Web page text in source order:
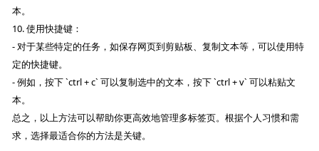
本。
10. 使用快捷键：
- 对于某些特定的任务，如保存网页到剪贴板、复制文本等，可以使用特
定的快捷键。
- 例如，按下 `ctrl + c` 可以复制选中的文本，按下 `ctrl + v` 可以粘贴文
本。
总之，以上方法可以帮助你更高效地管理多标签页。根据个人习惯和需
求，选择最适合你的方法是关键。